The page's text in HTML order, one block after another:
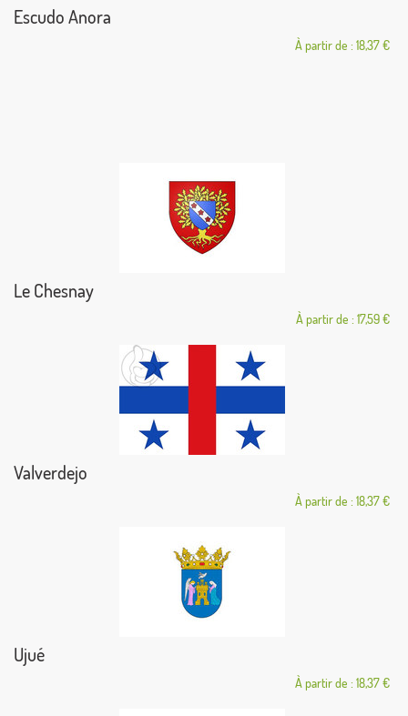
Escudo Anora
À partir de : 18,37 €
Le Chesnay
À partir de : 17,59 €
Valverdejo
À partir de : 18,37 €
Ujué
À partir de : 18,37 €